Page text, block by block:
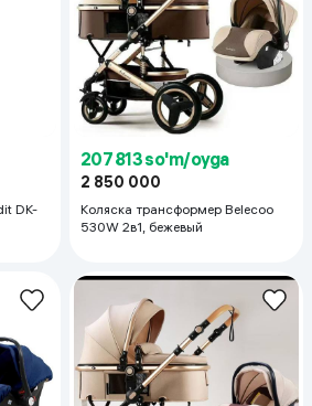
DK-
207 813 so'm/oyga
2 850 000
Коляска трансформер Belecoo
530W 2в1, бежевый